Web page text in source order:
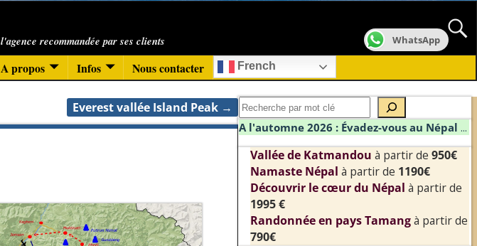
l'agence recommandée par ses clients
A propos Infos Nous contacter French
Everest vallée Island Peak →
A l'automne 2026 : Évadez-vous au Népal ...
Vallée de Katmandou à partir de 950€
Namaste Népal à partir de 1190€
Découvrir le cœur du Népal à partir de
1995 €
Randonnée en pays Tamangà partir de
790€
WhatsApp